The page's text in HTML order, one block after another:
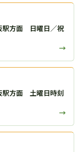
駅方面 日曜日／祝
→
駅方面 土曜日時刻
→